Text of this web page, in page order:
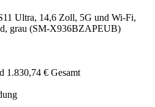
Ultra, 14,6 Zoll, 5G und Wi-Fi,
grau (SM-X936BZAPEUB)
1.830,74 € Gesamt